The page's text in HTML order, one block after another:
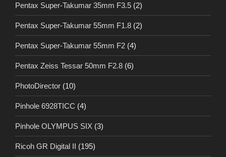
Pentax Super-Takumar 35mm F3.5 (2)
Pentax Super-Takumar 55mm F1.8 (2)
Pentax Super-Takumar 55mm F2 (4)
Pentax Zeiss Tessar 50mm F2.8 (6)
PhotoDirector (10)
Pinhole 6928TICC (4)
Pinhole OLYMPUS SIX (3)
Ricoh GR Digital II (195)